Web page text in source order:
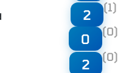
2 (1)
0 (0)
2 (0)